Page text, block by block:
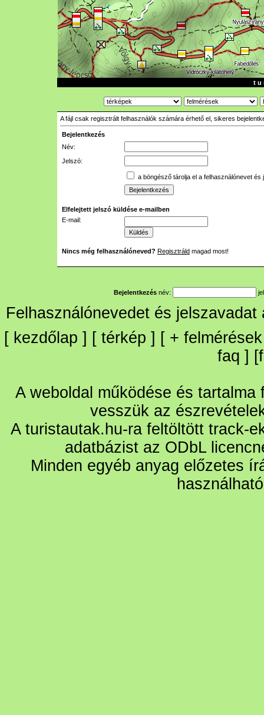
t u
A fájl csak regisztrált felhasználók számára érhető el, sikeres
Bejelentkezés
Név:
Jelszó:
a böngésző tárolja el a felhasználónevet és
Elfelejtett jelszó küldése e-mailben
E-mail:
Nincs még felhasználóneved? Regisztráld magad most!
Bejelentkezés név:
Felhasználónevedet és
[ kezdőlap ] [ térkép ] [ + felmérések
faq ] [
A weboldal működése és
vesszük az
A turistautak.hu-ra feltöltött track-
adatbázist az ODbL
Minden egyéb anyag előzetes